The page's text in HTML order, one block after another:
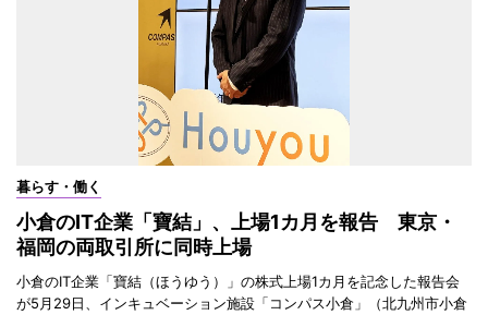
暮らす・働く
小倉のIT企業「寶結」、上場1カ月を報告 東京・
福岡の両取引所に同時上場
小倉のIT企業「寶結（ほうゆう）」の株式上場1カ月を記念した報告会
が5月29日、インキュベーション施設「コンパス小倉」（北九州市小倉